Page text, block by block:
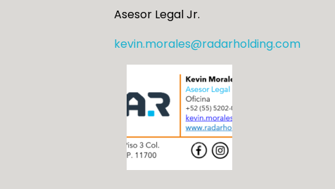
Asesor Legal Jr.
kevin.morales@radarholding.com